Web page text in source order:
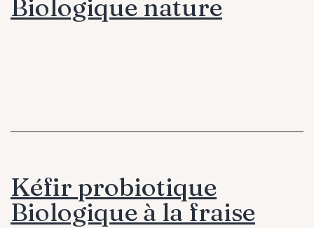
Biologique nature
Kéfir probiotique
Biologique à la fraise